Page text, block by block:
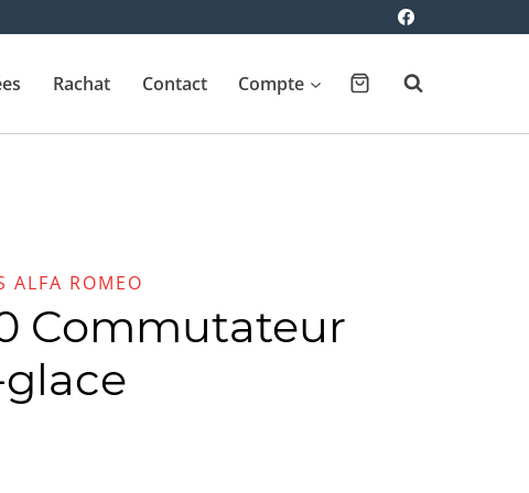
Rachat Contact Compte
ALFA ROMEO
Commutateur
glace